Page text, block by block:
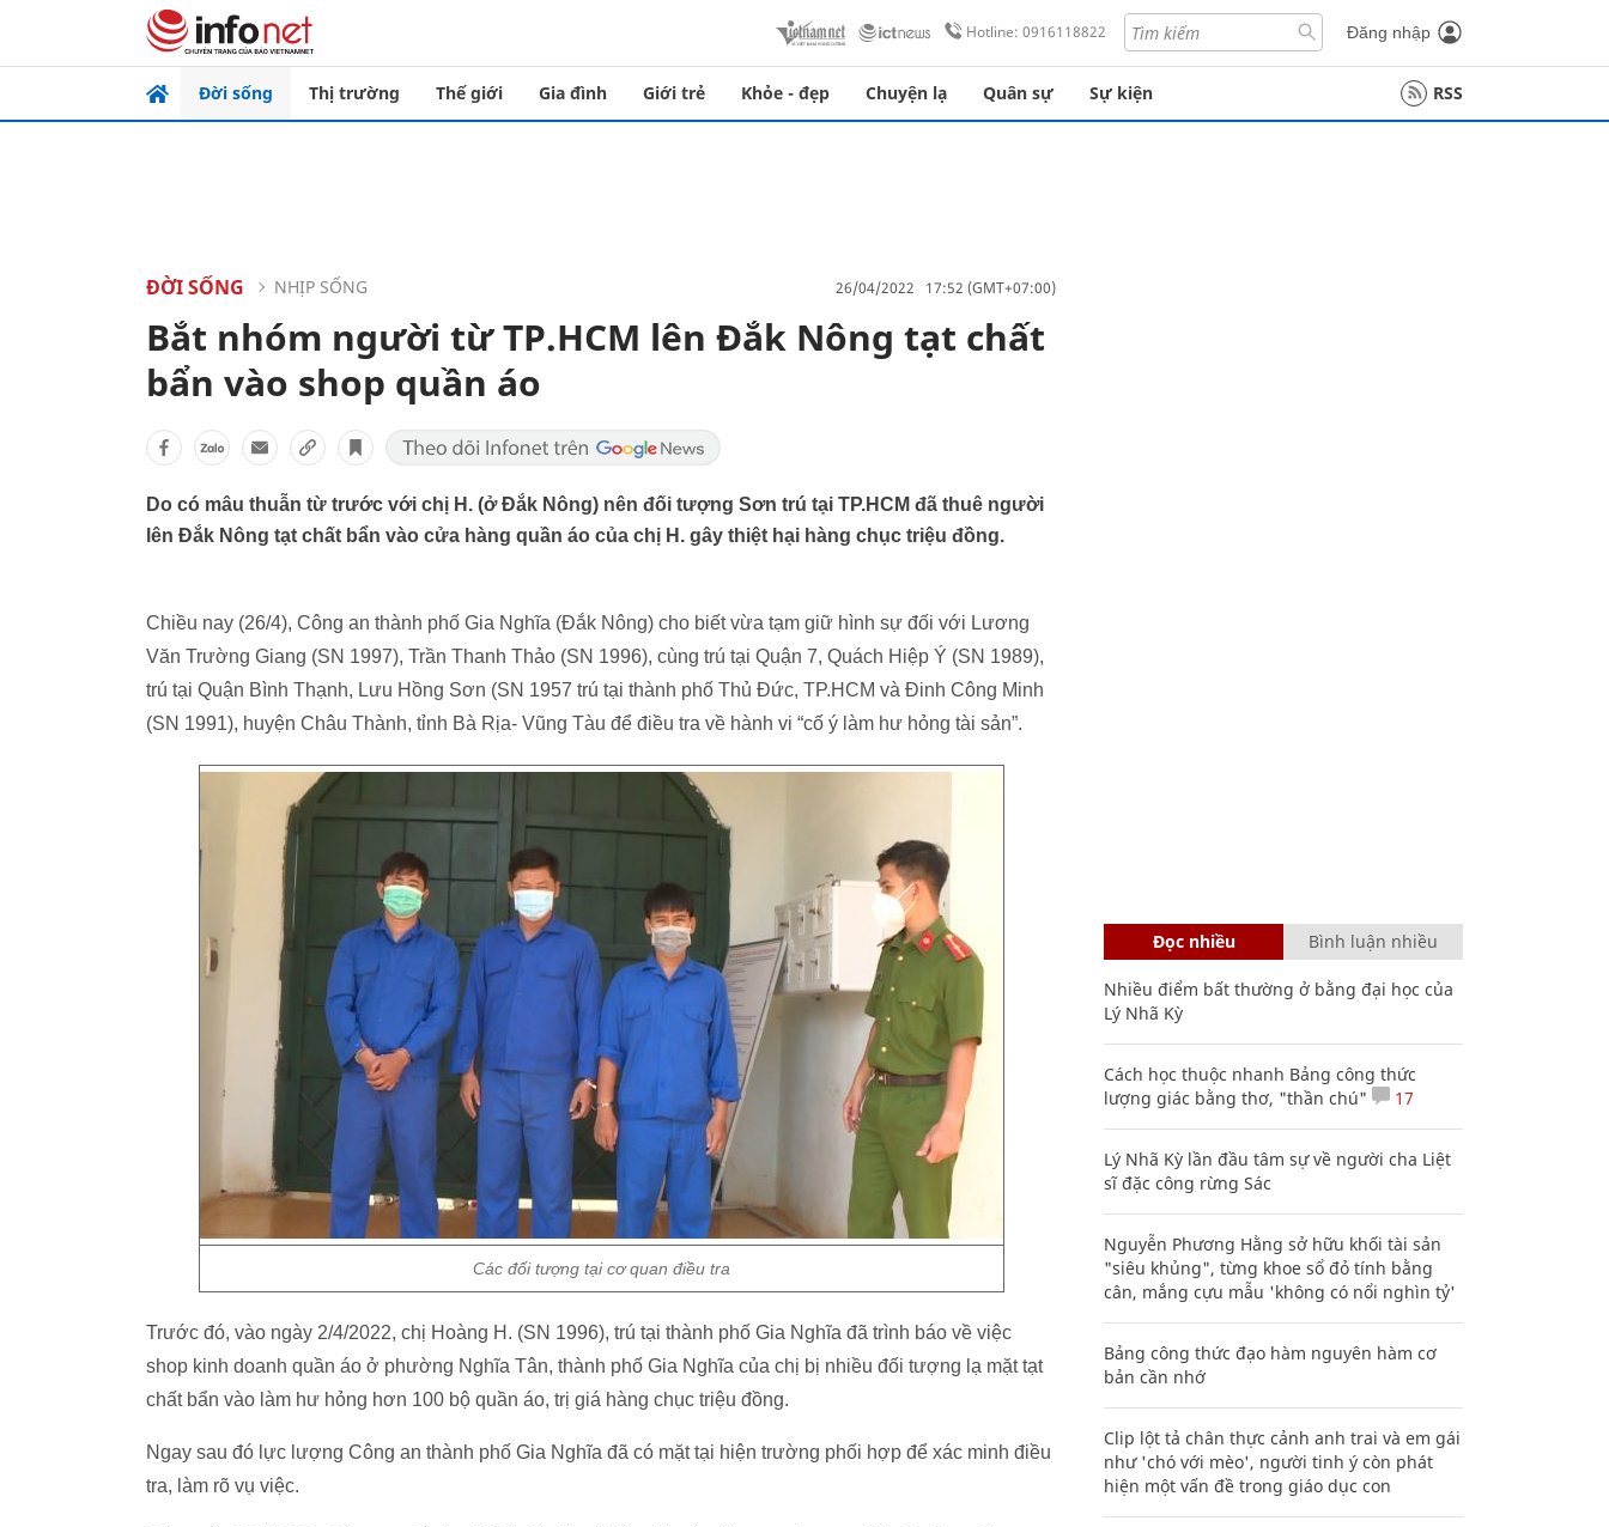
Hotline: 0916118822 Đăng nhập
Đời sống Thị trường Thế giới Gia đình Giới trẻ Khỏe - đẹp Chuyện lạ Quân sự Sự kiện RSS
ĐỜI SỐNG NHỊP SỐNG 26/04/2022 17:52 (GMT+07:00)
Bắt nhóm người từ TP.HCM lên Đắk Nông tạt chất
bẩn vào shop quần áo
Do có mâu thuẫn từ trước với chị H. (ở Đắk Nông) nên đối tượng Sơn trú tại TP.HCM đã thuê người
lên Đắk Nông tạt chất bẩn vào cửa hàng quần áo của chị H. gây thiệt hại hàng chục triệu đồng.
Chiều nay (26/4), Công an thành phố Gia Nghĩa (Đắk Nông) cho biết vừa tạm giữ hình sự đối với Lương
Văn Trường Giang (SN 1997), Trần Thanh Thảo (SN 1996), cùng trú tại Quận 7, Quách Hiệp Ý (SN 1989),
trú tại Quận Bình Thạnh, Lưu Hồng Sơn (SN 1957 trú tại thành phố Thủ Đức, TP.HCM và Đinh Công Minh
(SN 1991), huyện Châu Thành, tỉnh Bà Rịa- Vũng Tàu để điều tra về hành vi “cố ý làm hư hỏng tài sản”.
Các đối tượng tại cơ quan điều tra
Trước đó, vào ngày 2/4/2022, chị Hoàng H. (SN 1996), trú tại thành phố Gia Nghĩa đã trình báo về việc
shop kinh doanh quần áo ở phường Nghĩa Tân, thành phố Gia Nghĩa của chị bị nhiều đối tượng lạ mặt tạt
chất bẩn vào làm hư hỏng hơn 100 bộ quần áo, trị giá hàng chục triệu đồng.
Ngay sau đó lực lượng Công an thành phố Gia Nghĩa đã có mặt tại hiện trường phối hợp để xác minh điều
tra, làm rõ vụ việc.
Đọc nhiều Bình luận nhiều
Nhiều điểm bất thường ở bằng đại học của
Lý Nhã Kỳ
Cách học thuộc nhanh Bảng công thức
lượng giác bằng thơ, "thần chú"
17
Lý Nhã Kỳ lần đầu tâm sự về người cha Liệt
sĩ đặc công rừng Sác
Nguyễn Phương Hằng sở hữu khối tài sản
"siêu khủng", từng khoe sổ đỏ tính bằng
cân, mắng cựu mẫu 'không có nổi nghìn tỷ'
Bảng công thức đạo hàm nguyên hàm cơ
bản cần nhớ
Clip lột tả chân thực cảnh anh trai và em gái
như 'chó với mèo', người tinh ý còn phát
hiện một vấn đề trong giáo dục con